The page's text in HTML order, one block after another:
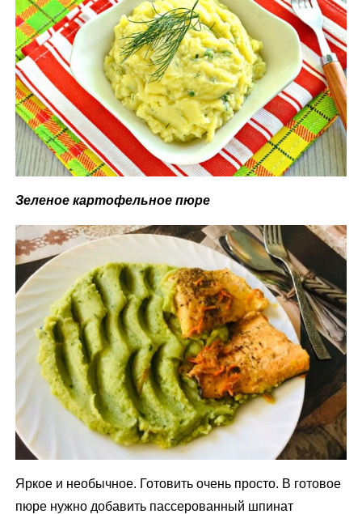
Зеленое картофельное пюре
Яркое и необычное. Готовить очень просто. В готовое
пюре нужно добавить пассерованный шпинат